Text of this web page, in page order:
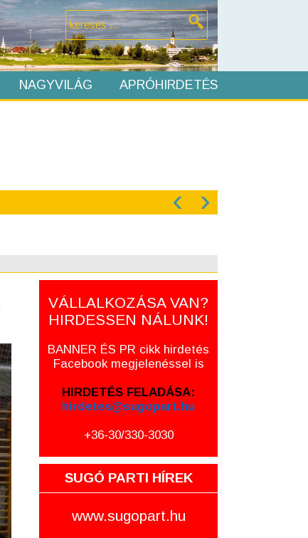
NAGYVILÁG APRÓHIRDETÉS
‹ ›
VÁLLALKOZÁSA VAN?
HIRDESSEN NÁLUNK!
BANNER ÉS PR cikk hirdetés
Facebook megjelenéssel is
HIRDETÉS FELADÁSA:
hirdetes@sugopart.hu
+36-30/330-3030
SUGÓ PARTI HÍREK
www.sugopart.hu